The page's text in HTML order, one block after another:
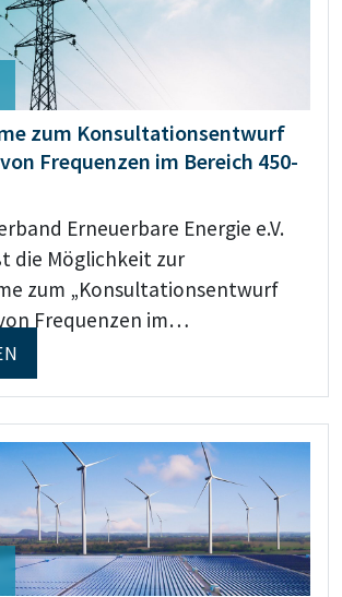
zum Konsultationsentwurf
Frequenzen im Bereich 450-
Erneuerbare Energie e.V.
die Möglichkeit zur
zum „Konsultationsentwurf
Frequenzen im…